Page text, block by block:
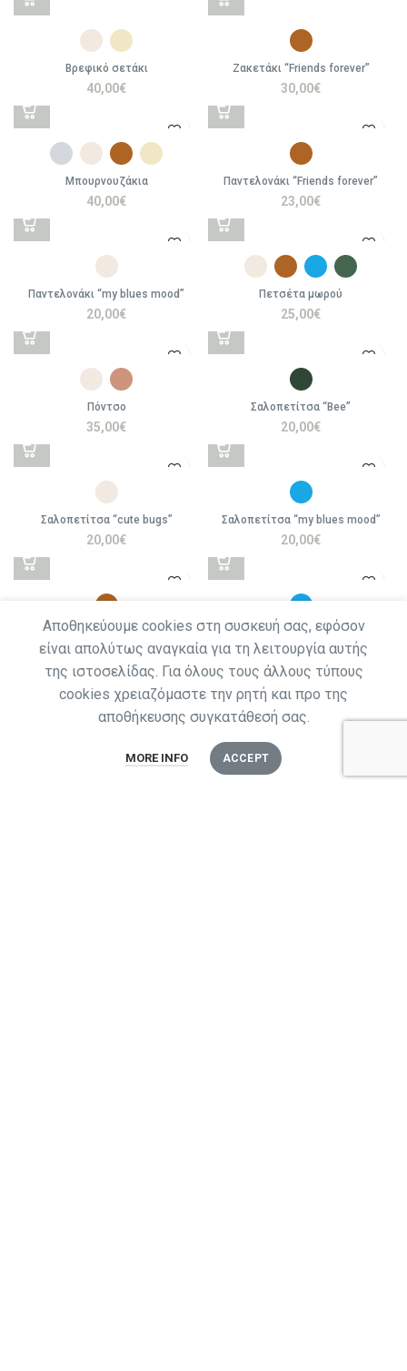
Βρεφικό σετάκι
40,00€
Ζακετάκι “Friends forever”
30,00€
Μπουρνουζάκια
40,00€
Παντελονάκι “Friends forever”
23,00€
Παντελονάκι “my blues mood”
20,00€
Πετσέτα μωρού
25,00€
Πόντσο
35,00€
Σαλοπετίτσα “Bee”
20,00€
Σαλοπετίτσα “cute bugs”
20,00€
Σαλοπετίτσα “my blues mood”
20,00€
Σαλοπετίτσα “my coffee outfit”
20,00€
Σαλοπετίτσα “my happy place”
20,00€
€
Σαλοπετίτσα”jungle”
20,00
Aποθηκεύουμε cookies στη συσκευή σας, εφόσον
είναι απολύτως αναγκαία για τη λειτουργία αυτής
της ιστοσελίδας. Για όλους τους άλλους τύπους
cookies χρειαζόμαστε την ρητή και προ της
αποθήκευσης συγκατάθεσή σας.
MORE INFO ACCEPT
Αγαπημένα Cart Ο λογαριασμός μου